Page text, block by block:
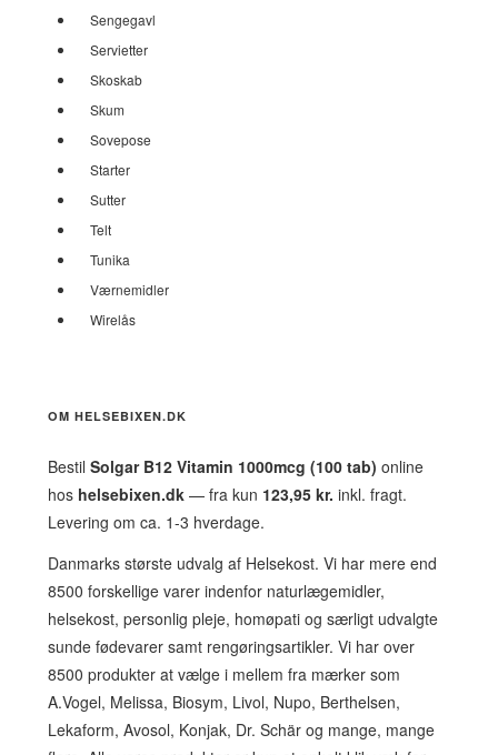
Sengegavl
Servietter
Skoskab
Skum
Sovepose
Starter
Sutter
Telt
Tunika
Værnemidler
Wirelås
OM HELSEBIXEN.DK
Bestil Solgar B12 Vitamin 1000mcg (100 tab) online
hos helsebixen.dk — fra kun 123,95 kr. inkl. fragt.
Levering om ca. 1-3 hverdage.
Danmarks største udvalg af Helsekost. Vi har mere end
8500 forskellige varer indenfor naturlægemidler,
helsekost, personlig pleje, homøpati og særligt udvalgte
sunde fødevarer samt rengøringsartikler. Vi har over
8500 produkter at vælge i mellem fra mærker som
A.Vogel, Melissa, Biosym, Livol, Nupo, Berthelsen,
Lekaform, Avosol, Konjak, Dr. Schär og mange, mange